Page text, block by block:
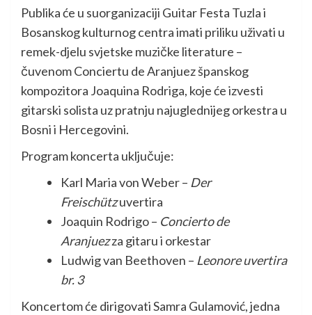
Publika će u suorganizaciji Guitar Festa Tuzla i
Bosanskog kulturnog centra imati priliku uživati u
remek-djelu svjetske muzičke literature –
čuvenom Conciertu de Aranjuez španskog
kompozitora Joaquina Rodriga, koje će izvesti
gitarski solista uz pratnju najuglednijeg orkestra u
Bosni i Hercegovini.
Program koncerta uključuje:
Karl Maria von Weber – Der
Freischützuvertira
Joaquin Rodrigo – Concierto de
Aranjuezza gitaru i orkestar
Ludwig van Beethoven – Leonore uvertira
br. 3
Koncertom će dirigovati Samra Gulamović, jedna